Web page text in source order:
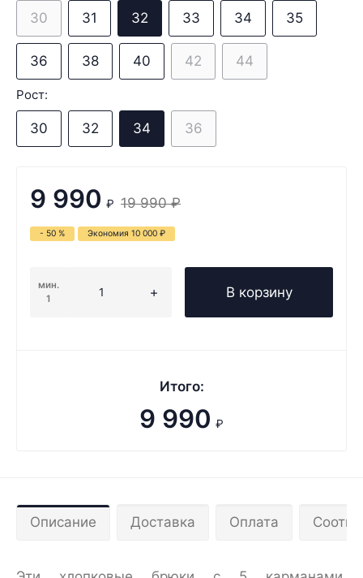
30 31 32 33 34 35
36 38 40 42 44
Рост:
30 32 34 36
9 990 ₽ 19 990 ₽
- 50 % Экономия 10 000 ₽
мин.
1
В корзину
Итого:
9 990 ₽
Описание Доставка Оплата